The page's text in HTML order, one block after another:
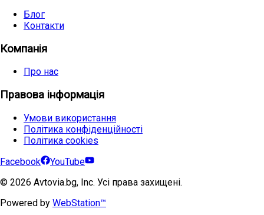
Блог
Контакти
Компанія
Про нас
Правова інформація
Умови використання
Політика конфіденційності
Політика cookies
Facebook
YouTube
© 2026 Avtovia.bg, Inc. Усі права захищені.
Powered by WebStation™